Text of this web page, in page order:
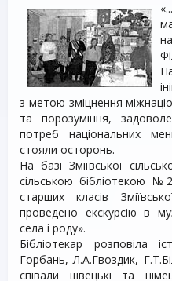
з метою зміцнення
та порозуміння,
потреб національних
стояли осторонь.
На базі Зміївської
сільською бібліотекою
старших класів
проведено екскурсію в
села і роду».
Бібліотекар розповіла
Горбань, Л.А.Гвоздик,
співали швецькі та